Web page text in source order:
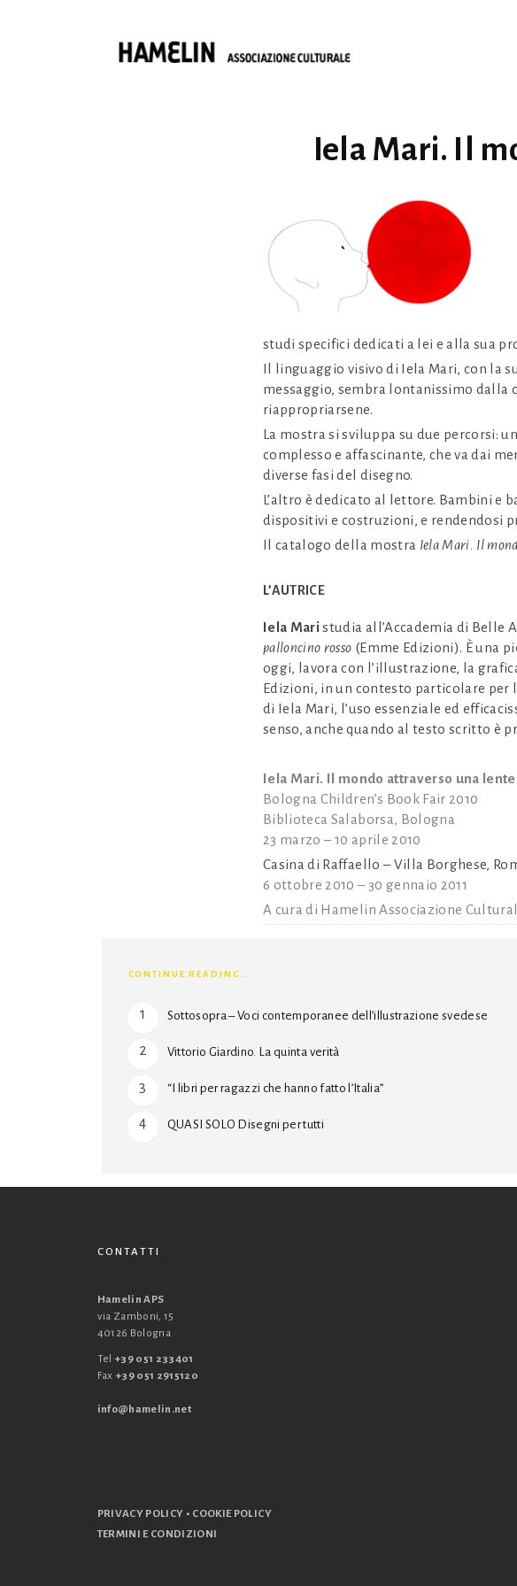
Iela Mari. Il
studi specifici dedicati a lei e alla sua
Il linguaggio visivo di Iela Mari, con la
messaggio, sembra lontanissimo dalla
riappropriarsene.
La mostra si sviluppa su due percorsi:
complesso e affascinante, che va dai
diverse fasi del disegno.
L’altro è dedicato al lettore. Bambini e
dispositivi e costruzioni, e rendendosi
Il catalogo della mostra Iela Mari. Il
L’AUTRICE
Iela Maristudia all’Accademia di Belle
palloncino rosso (Emme Edizioni). È una
oggi, lavora con l’illustrazione, la
Edizioni, in un contesto particolare per
di Iela Mari, l’uso essenziale ed
senso, anche quando al testo scritto è
Iela Mari. Il mondo attraverso una lente
Bologna Children’s Book Fair 2010
Biblioteca Salaborsa, Bologna
23 marzo – 10 aprile 2010
Casina di Raffaello – Villa Borghese,
6 ottobre 2010 – 30 gennaio 2011
A cura di Hamelin Associazione
CONTINUE READING...
Sottosopra – Voci contemporanee dell’illustrazione svedese
Vittorio Giardino. La quinta verità
“I libri per ragazzi che hanno fatto l’Italia”
QUASI SOLO Disegni per tutti
CONTATTI
Hamelin APS
via Zamboni, 15
40126 Bologna
Tel +39 051 233401
Fax +39 051 2915120
info@hamelin.net
PRIVACY POLICY • COOKIE POLICY
TERMINI E CONDIZIONI